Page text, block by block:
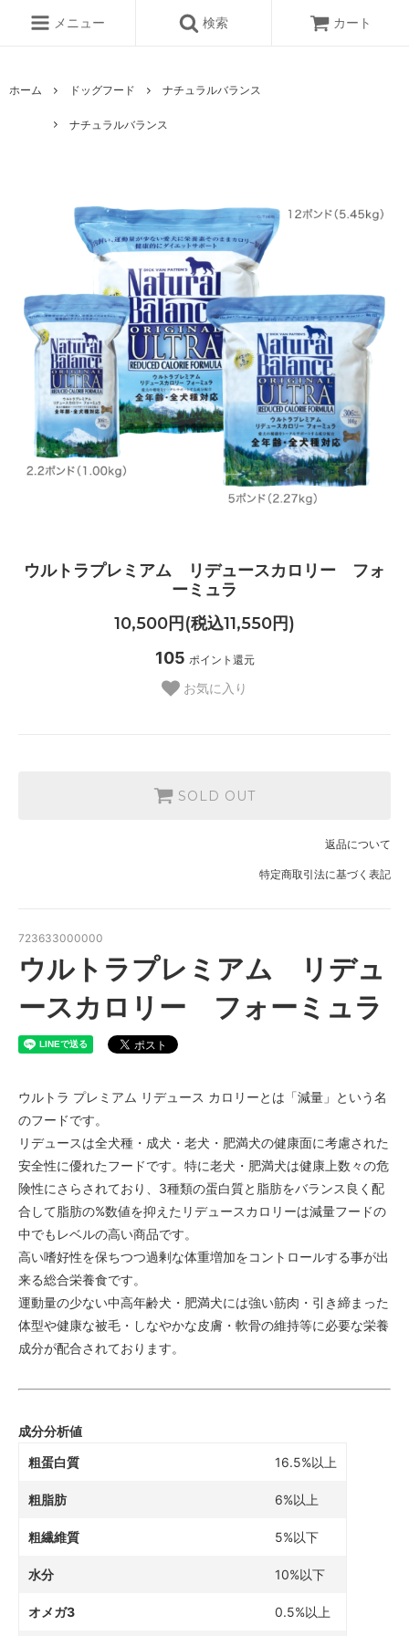
メニュー 検索 カート
ホーム ドッグフード ナチュラルバランス
ナチュラルバランス
ウルトラプレミアム リデュースカロリー フォ
ーミュラ
10,500円(税込11,550円)
105 ポイント還元
お気に入り
SOLD OUT
返品について
特定商取引法に基づく表記
723633000000
ウルトラプレミアム リデュ
ースカロリー フォーミュラ
ウルトラ プレミアム リデュース カロリーとは「減量」という名
のフードです。
リデュースは全犬種・成犬・老犬・肥満犬の健康面に考慮された
安全性に優れたフードです。特に老犬・肥満犬は健康上数々の危
険性にさらされており、3種類の蛋白質と脂肪をバランス良く配
合して脂肪の%数値を抑えたリデュースカロリーは減量フードの
中でもレベルの高い商品です。
高い嗜好性を保ちつつ過剰な体重増加をコントロールする事が出
来る総合栄養食です。
運動量の少ない中高年齢犬・肥満犬には強い筋肉・引き締まった
体型や健康な被毛・しなやかな皮膚・軟骨の維持等に必要な栄養
成分が配合されております。
成分分析値
粗蛋白質
16.5%以上
粗脂肪 6%以上
粗繊維質 5%以下
水分 10%以下
オメガ3 0.5%以上